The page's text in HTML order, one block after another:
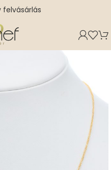
felvásárlás